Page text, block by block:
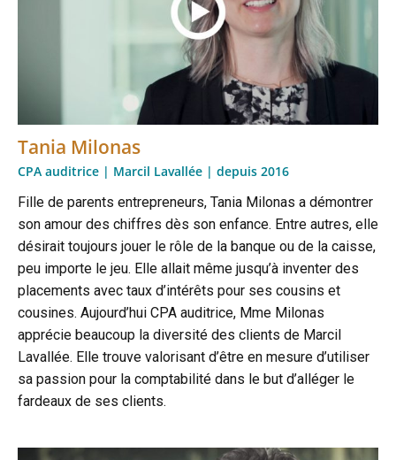
Tania Milonas
CPA auditrice | Marcil Lavallée | depuis 2016
Fille de parents entrepreneurs, Tania Milonas a démontrer
son amour des chiffres dès son enfance. Entre autres, elle
désirait toujours jouer le rôle de la banque ou de la caisse,
peu importe le jeu. Elle allait même jusqu’à inventer des
placements avec taux d’intérêts pour ses cousins et
cousines. Aujourd’hui CPA auditrice, Mme Milonas
apprécie beaucoup la diversité des clients de Marcil
Lavallée. Elle trouve valorisant d’être en mesure d’utiliser
sa passion pour la comptabilité dans le but d’alléger le
fardeaux de ses clients.